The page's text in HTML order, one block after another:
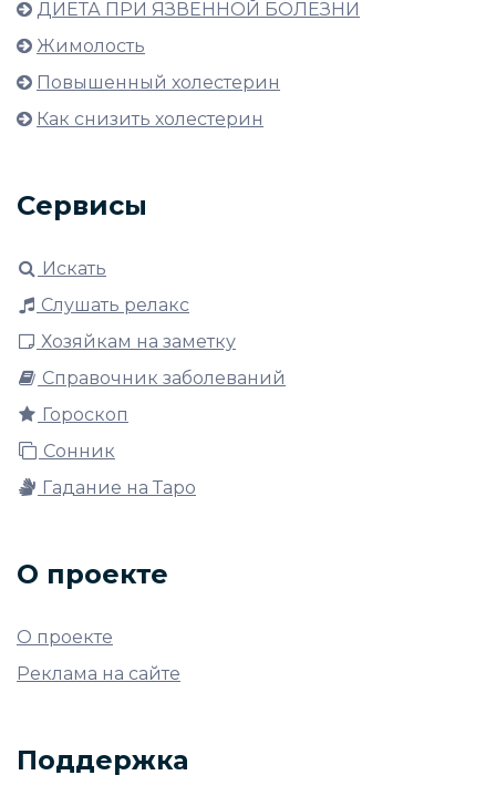
ДИЕТА ПРИ ЯЗВЕННОЙ БОЛЕЗНИ
Жимолость
Повышенный холестерин
Как снизить холестерин
Сервисы
Искать
Слушать релакс
Хозяйкам на заметку
Справочник заболеваний
Гороскоп
Сонник
Гадание на Таро
О проекте
О проекте
Реклама на сайте
Поддержка